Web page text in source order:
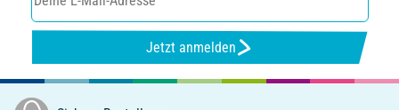
Jetzt anmelden